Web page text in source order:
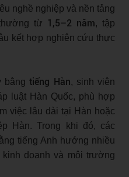
nghề nghiệp và nền tảng
từ
1,5–2 năm, tập
kết hợp nghiên cứu thực
bằngtiếng Hàn, sinh viên
luật Hàn Quốc, phù hợp
việc lâu dài tại Hàn hoặc
Hàn. Trong khi đó, các
tiếng Anh hướng nhiều
doanh và môi trường